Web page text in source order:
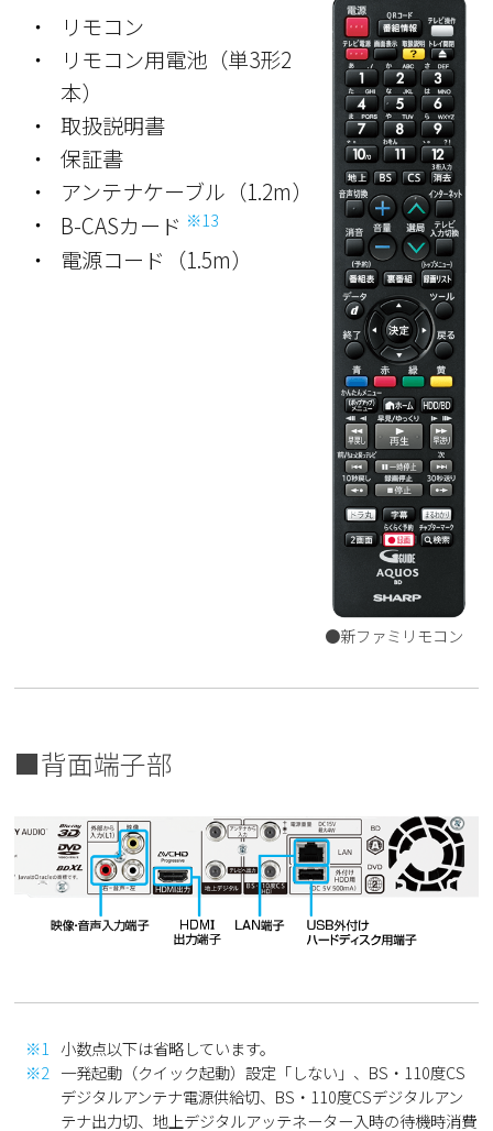
・
リモコン
・
リモコン用電池（単3形2
本）
・
取扱説明書
・
保証書
・
アンテナケーブル（1.2m）
・
B-CASカード ※13
・ 電源コード（1.5m）
●新ファミリモコン
■背面端子部
※1
小数点以下は省略しています。
※2 一発起動（クイック起動）設定「しない」、BS・110度CS
デジタルアンテナ電源供給切、BS・110度CSデジタルアン
テナ出力切、地上デジタルアッテネーター入時の待機時消費